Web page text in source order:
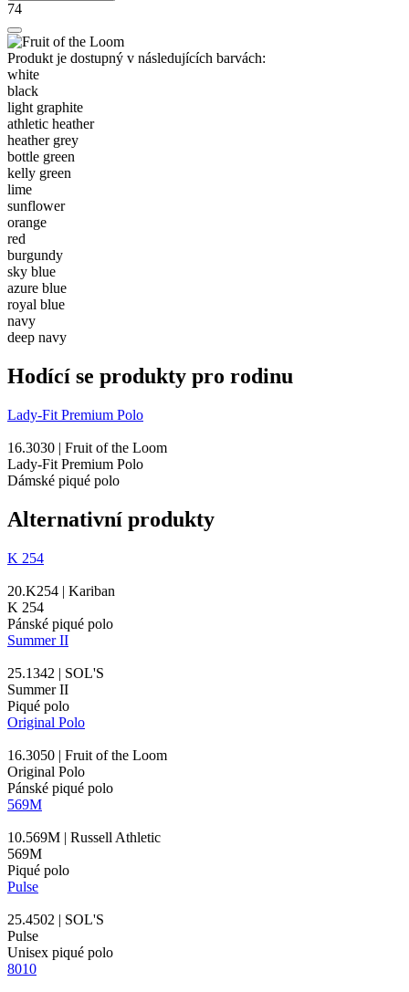
74
Produkt je dostupný v následujících barvách:
white
black
light graphite
athletic heather
heather grey
bottle green
kelly green
lime
sunflower
orange
red
burgundy
sky blue
azure blue
royal blue
navy
deep navy
Hodící se produkty pro rodinu
Lady-Fit Premium Polo
16.3030 | Fruit of the Loom
Lady-Fit Premium Polo
Dámské piqué polo
Alternativní produkty
K 254
20.K254 | Kariban
K 254
Pánské piqué polo
Summer II
25.1342 | SOL'S
Summer II
Piqué polo
Original Polo
16.3050 | Fruit of the Loom
Original Polo
Pánské piqué polo
569M
10.569M | Russell Athletic
569M
Piqué polo
Pulse
25.4502 | SOL'S
Pulse
Unisex piqué polo
8010